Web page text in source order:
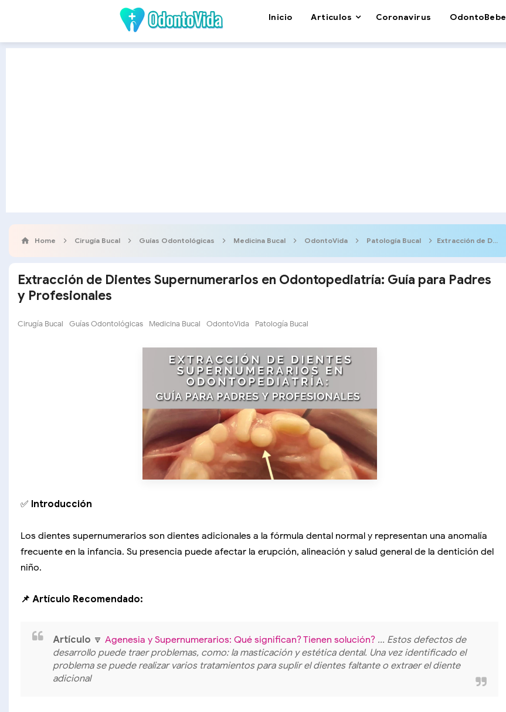
Inicio Articulos Coronavirus OdontoBebe
Home Cirugía Bucal Guías Odontológicas Medicina Bucal OdontoVida Patología Bucal Extracción de Dientes Supernumerarios en Odontopediatría: Guía para Padres y Profesionales
Extracción de Dientes Supernumerarios en Odontopediatría: Guía para Padres
y Profesionales
Cirugía Bucal Guías Odontológicas Medicina Bucal OdontoVida Patología Bucal
✅ Introducción
Los dientes supernumerarios son dientes adicionales a la fórmula dental normal y representan una anomalía
frecuente en la infancia. Su presencia puede afectar la erupción, alineación y salud general de la dentición del
niño.
📌 Artículo Recomendado:
Artículo 🔽 Agenesia y Supernumerarios: Qué significan? Tienen solución? ... Estos defectos de
desarrollo puede traer problemas, como: la masticación y estética dental. Una vez identificado el
problema se puede realizar varios tratamientos para suplir el dientes faltante o extraer el diente
adicional